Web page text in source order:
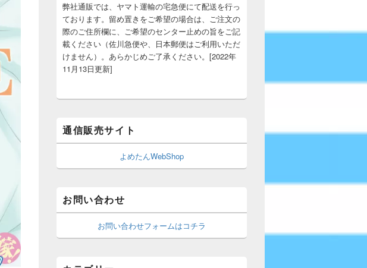
弊社通販では、ヤマト運輸の宅急便にて配送を行っ
ております。留め置きをご希望の場合は、ご注文の
際のご住所欄に、ご希望のセンター止めの旨をご記
載ください（佐川急便や、日本郵便はご利用いただ
けません）。あらかじめご了承ください。[2022年
11月13日更新]
通信販売サイト
よめたんWebShop
お問い合わせ
お問い合わせフォームはコチラ